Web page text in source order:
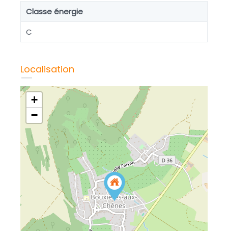
Classe énergie
C
Localisation
+
−